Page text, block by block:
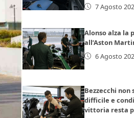
7 Agosto
Alonso alza la
all’Aston
6 Agosto
Bezzecchi non
difficile e
vittoria resta